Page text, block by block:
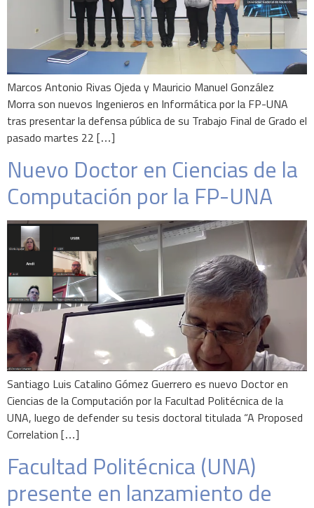
Marcos Antonio Rivas Ojeda y Mauricio Manuel González
Morra son nuevos Ingenieros en Informática por la FP-UNA
tras presentar la defensa pública de su Trabajo Final de Grado el
pasado martes 22 […]
Nuevo Doctor en Ciencias de la
Computación por la FP-UNA
Santiago Luis Catalino Gómez Guerrero es nuevo Doctor en
Ciencias de la Computación por la Facultad Politécnica de la
UNA, luego de defender su tesis doctoral titulada “A Proposed
Correlation […]
Facultad Politécnica (UNA)
presente en lanzamiento de